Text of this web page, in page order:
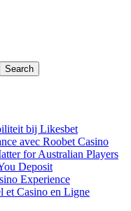
bij Likesbet
avec Roobet Casino
for Australian Players
Deposit
Experience
et Casino en Ligne